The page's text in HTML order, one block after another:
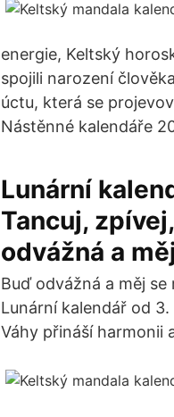
energie, Keltský
spojili narození
úctu, která se
Nástěnné kalendáře
Lunární
Tancuj,
odvážná a
Buď odvážná a měj
Lunární kalendář od
Váhy přináší harmonii